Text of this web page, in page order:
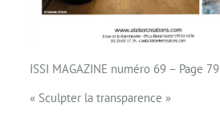
ISSI MAGAZINE numéro 69 – Page 79
« Sculpter la transparence »